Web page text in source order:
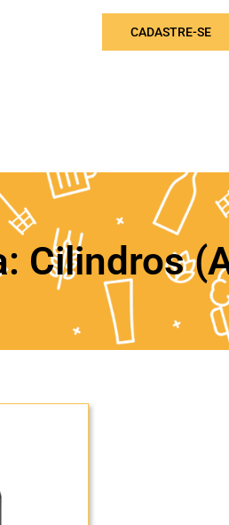
CADASTRE-SE
Cilindros